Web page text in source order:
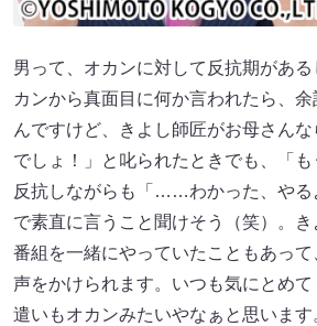
男って、オカンに対して反抗期があ
カンから真面目に何か言われたら、
んですけど、きよし師匠がお母さん
でしょ！」と叱られたときでも、「
反抗しながらも「……わかった、やる
で素直に言うこと聞けそう（笑）。
番組を一緒にやっていたこともあっ
声をかけられます。いつも気にとめ
遣いもオカンみたいやなぁと思います